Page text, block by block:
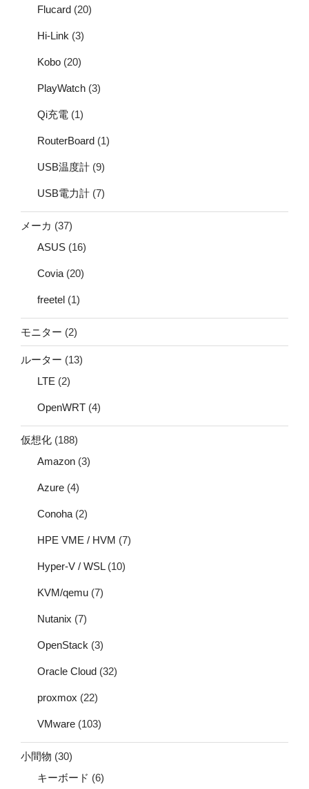
Flucard (20)
Hi-Link (3)
Kobo (20)
PlayWatch (3)
Qi充電 (1)
RouterBoard (1)
USB温度計 (9)
USB電力計 (7)
メーカ (37)
ASUS (16)
Covia (20)
freetel (1)
モニター (2)
ルーター (13)
LTE (2)
OpenWRT (4)
仮想化 (188)
Amazon (3)
Azure (4)
Conoha (2)
HPE VME / HVM (7)
Hyper-V / WSL(10)
KVM/qemu (7)
Nutanix (7)
OpenStack (3)
Oracle Cloud (32)
proxmox (22)
VMware (103)
小間物 (30)
キーボード (6)